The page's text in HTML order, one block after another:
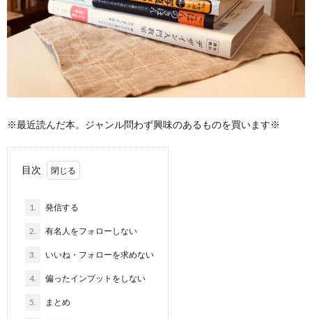
※最近読んだ本。ジャンル問わず興味のあるものを買います※
目次
1. 発信する
2. 有名人をフォローしない
3. いいね・フォローを求めない
4. 偏ったインプットをしない
5. まとめ